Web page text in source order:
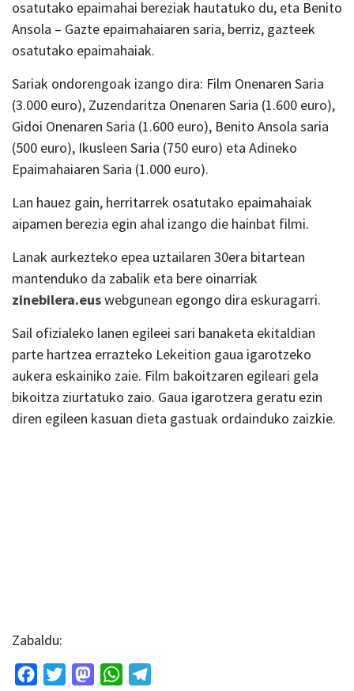
osatutako epaimahai bereziak hautatuko du, eta Benito
Ansola – Gazte epaimahaiaren saria, berriz, gazteek
osatutako epaimahaiak.
Sariak ondorengoak izango dira: Film Onenaren Saria
(3.000 euro), Zuzendaritza Onenaren Saria (1.600 euro),
Gidoi Onenaren Saria (1.600 euro), Benito Ansola saria
(500 euro), Ikusleen Saria (750 euro) eta Adineko
Epaimahaiaren Saria (1.000 euro).
Lan hauez gain, herritarrek osatutako epaimahaiak
aipamen berezia egin ahal izango die hainbat filmi.
Lanak aurkezteko epea uztailaren 30era bitartean
mantenduko da zabalik eta bere oinarriak
zinebilera.euswebgunean egongo dira eskuragarri.
Sail ofizialeko lanen egileei sari banaketa ekitaldian
parte hartzea errazteko Lekeition gaua igarotzeko
aukera eskainiko zaie. Film bakoitzaren egileari gela
bikoitza ziurtatuko zaio. Gaua igarotzera geratu ezin
diren egileen kasuan dieta gastuak ordainduko zaizkie.
Zabaldu:
FacebookTwitterMastodonWhatsApp